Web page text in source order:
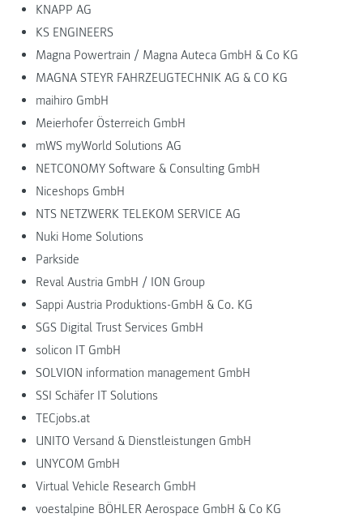
KNAPP AG
KS ENGINEERS
Magna Powertrain / Magna Auteca GmbH & Co KG
MAGNA STEYR FAHRZEUGTECHNIK AG & CO KG
maihiro GmbH
Meierhofer Österreich GmbH
mWS myWorld Solutions AG
NETCONOMY Software & Consulting GmbH
Niceshops GmbH
NTS NETZWERK TELEKOM SERVICE AG
Nuki Home Solutions
Parkside
Reval Austria GmbH / ION Group
Sappi Austria Produktions-GmbH & Co. KG
SGS Digital Trust Services GmbH
solicon IT GmbH
SOLVION information management GmbH
SSI Schäfer IT Solutions
TECjobs.at
UNITO Versand & Dienstleistungen GmbH
UNYCOM GmbH
Virtual Vehicle Research GmbH
voestalpine BÖHLER Aerospace GmbH & Co KG